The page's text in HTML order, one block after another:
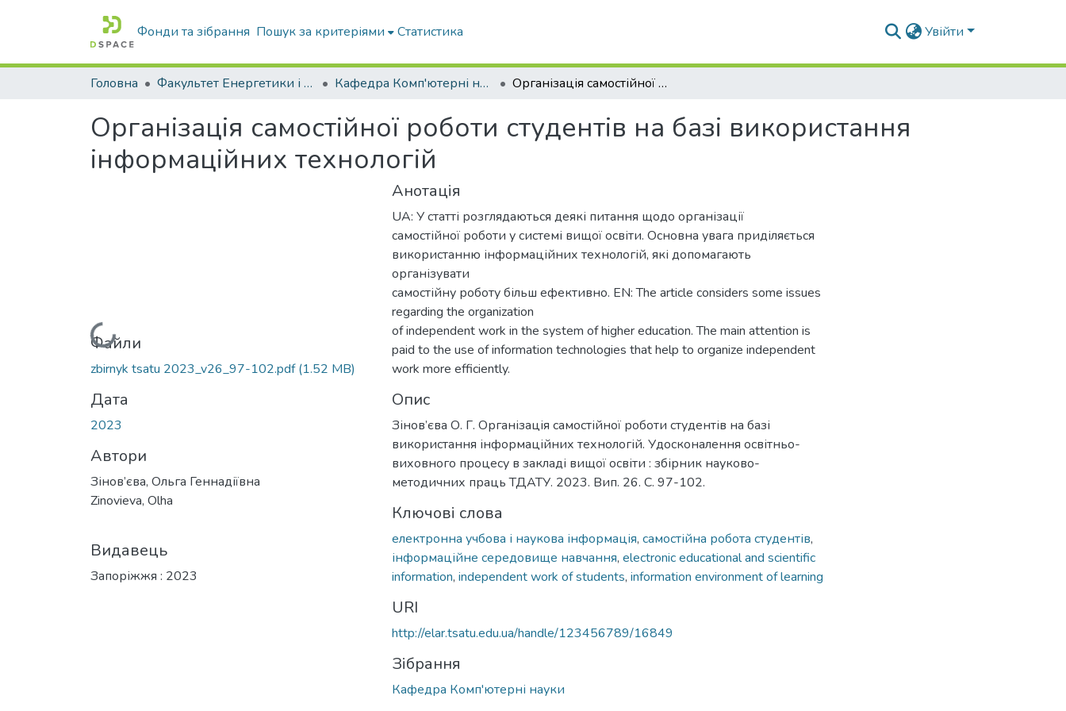
Фонди та зібрання Пошук за критеріями Статистика Увійти
Головна Факультет Енергетики і комп'ютерних технологій Кафедра Комп'ютерні науки Організація самостійної роботи студентів на базі використання інформаційних технологій
Організація самостійної роботи студентів на базі використання
інформаційних технологій
Вантажиться...
Файли
zbirnyk tsatu 2023_v26_97-102.pdf(1.52 MB)
Дата
2023
Автори
Зінов’єва, Ольга Геннадіївна
Zinovieva, Olha
Видавець
Запоріжжя : 2023
Анотація
UA: У статті розглядаються деякі питання щодо організації
самостійної роботи у системі вищої освіти. Основна увага приділяється
використанню інформаційних технологій, які допомагають
організувати
самостійну роботу більш ефективно. EN: The article considers some issues
regarding the organization
of independent work in the system of higher education. The main attention is
paid to the use of information technologies that help to organize independent
work more efficiently.
Опис
Зінов’єва О. Г. Організація самостійної роботи студентів на базі
використання інформаційних технологій. Удосконалення освітньо-
виховного процесу в закладі вищої освіти : збірник науково-
методичних праць ТДАТУ. 2023. Вип. 26. С. 97-102.
Ключові слова
електронна учбова і наукова інформація, самостійна робота студентів,
інформаційне середовище навчання, electronic educational and scientific
information, independent work of students, information environment of learning
URI
http://elar.tsatu.edu.ua/handle/123456789/16849
Зібрання
Кафедра Комп'ютерні науки